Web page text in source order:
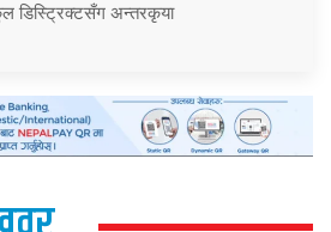
डिस्ट्रिक्टसँग अन्तरकृया